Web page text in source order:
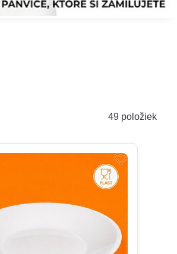
49 položiek